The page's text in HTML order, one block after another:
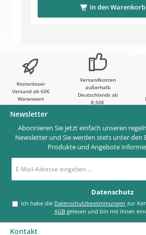
In den Warenkorb
Kostenloser
Versand ab 60€
Warenwert
Versandkosten
außerhalb
Deutschlands ab
8,50€
Newsletter
Abonnieren Sie jetzt einfach unseren
Newsletter und Sie werden stets unter den
Produkte und Angebote
Mail-
*
Datenschutz
Ich habe die Datenschutzbestimmungen
AGB gelesen und bin mit ihnen
Kontakt